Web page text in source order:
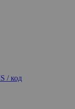
/ код